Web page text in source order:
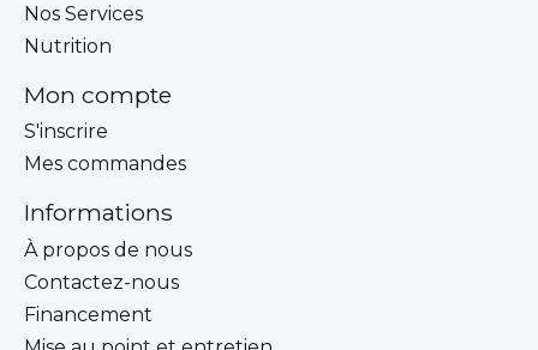
Nos Services
Nutrition
Mon compte
S'inscrire
Mes commandes
Informations
À propos de nous
Contactez-nous
Financement